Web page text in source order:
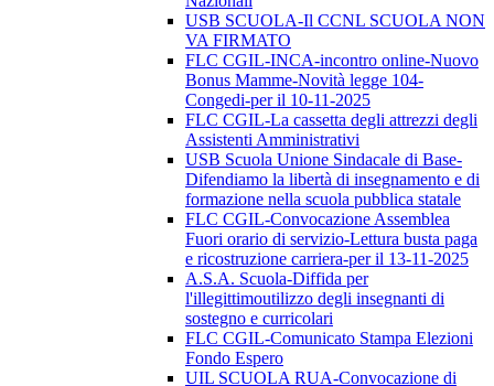
USB SCUOLA-Il CCNL SCUOLA NON
VA FIRMATO
FLC CGIL-INCA-incontro online-Nuovo
Bonus Mamme-Novità legge 104-
Congedi-per il 10-11-2025
FLC CGIL-La cassetta degli attrezzi degli
Assistenti Amministrativi
USB Scuola Unione Sindacale di Base-
Difendiamo la libertà di insegnamento e di
formazione nella scuola pubblica statale
FLC CGIL-Convocazione Assemblea
Fuori orario di servizio-Lettura busta paga
e ricostruzione carriera-per il 13-11-2025
A.S.A. Scuola-Diffida per
l'illegittimoutilizzo degli insegnanti di
sostegno e curricolari
FLC CGIL-Comunicato Stampa Elezioni
Fondo Espero
UIL SCUOLA RUA-Convocazione di